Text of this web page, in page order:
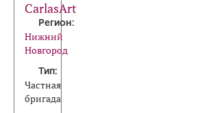
CarlasArt
Регион:
Нижний
Новгород
Тип:
Частная
бригада